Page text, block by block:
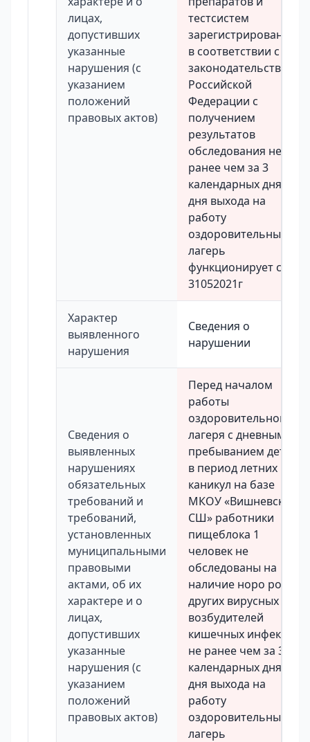
лицах,
допустивших
указанные
нарушения (с
указанием
положений
правовых актов)
тестсистем
зарегистрированных
в соответствии с
законодательством
Российской
Федерации с
получением
результатов
обследования не
ранее чем за 3
календарных дня до
дня выхода на
работу
оздоровительный
лагерь
функционирует с
31052021г
Характер
выявленного
нарушения
Сведения о
нарушении
Сведения о
выявленных
нарушениях
обязательных
требований и
требований,
установленных
муниципальными
правовыми
актами, об их
характере и о
лицах,
допустивших
указанные
нарушения (с
указанием
положений
правовых актов)
Перед началом
работы
оздоровительного
лагеря с дневным
пребыванием детей
в период летних
каникул на базе
МКОУ «Вишневская
СШ» работники
пищеблока 1
человек не
обследованы на
наличие норо рота и
других вирусных
возбудителей
кишечных инфекций
не ранее чем за 3
календарных дня до
дня выхода на
работу
оздоровительный
лагерь